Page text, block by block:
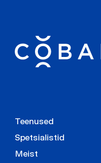
Teenused
Spetsialistid
Meist